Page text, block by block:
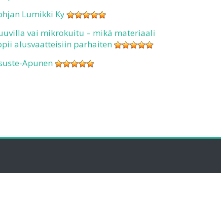
Lumikki Ky
vai mikrokuitu – mikä materiaali
alusvaatteisiin parhaiten
Apunen